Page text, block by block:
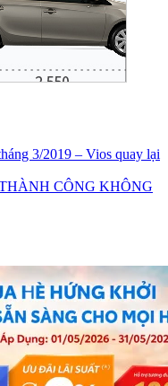
3/2019 – Vios quay lại
CÔNG KHÔNG